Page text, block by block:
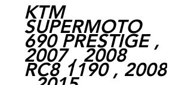
KTM
SUPERMOTO
690 PRESTIGE ,
2007 , 2008
RC8 1190 , 2008